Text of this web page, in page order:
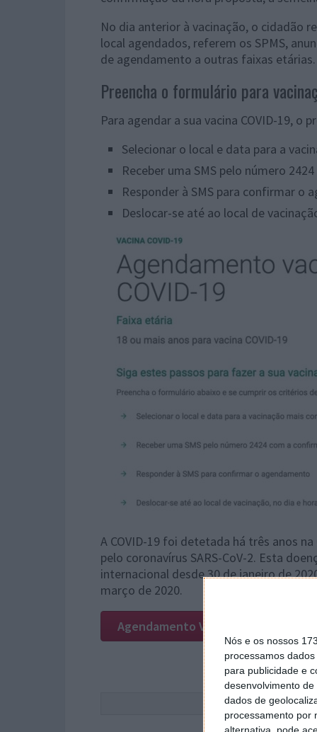
Nós e os nossos
processamos
para publicidade e
desenvolvimento de
dados de
processamento por
No dia anterior à vacinação, o cidadão
local agendados, referem os SPMS,
de agendamento a outras faixas etárias.
Preencha o formulário para
Para agendar a sua vacina COVID-19, o
Selecionar o local e data para a
Receber uma SMS pelo número
Responder à SMS para confirmar o
Deslocar-se até ao local de
A COVID-19 foi detetada há três anos
pelo coronavírus SARS-CoV-2. Esta
internacional desde 30 de janeiro de
março de 2020.
Agendamento Vacina